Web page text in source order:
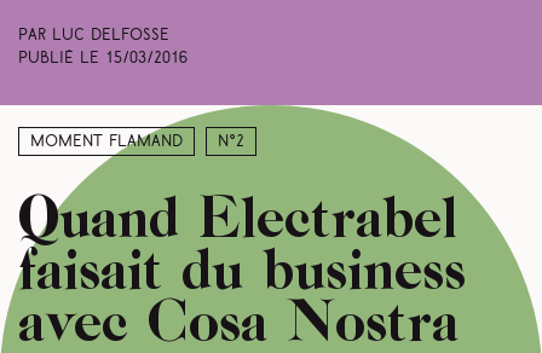
Par Luc Delfosse
Publié le 15/03/2016
Moment Flamand N°2
Quand Electrabel
faisait du business
avec Cosa Nostra